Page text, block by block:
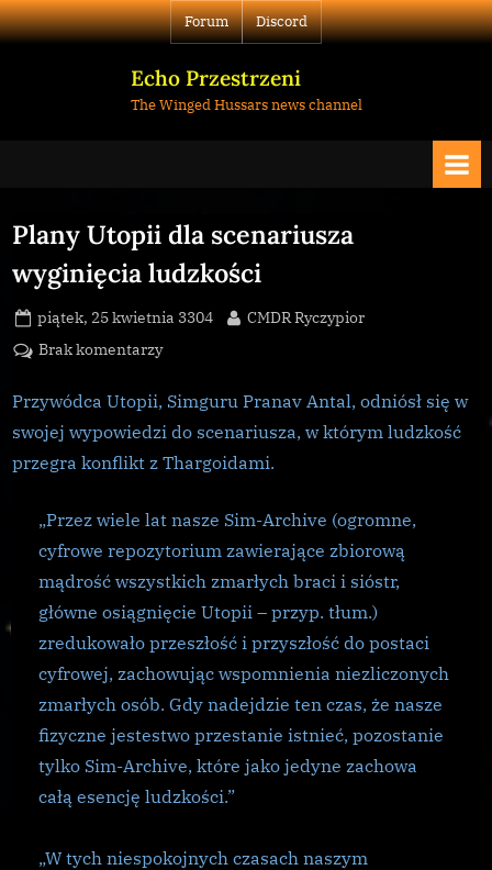
Skip
to
Forum Discord
Echo Przestrzeni
The Winged Hussars news channel
Plany Utopii dla scenariusza
wyginięcia ludzkości
Posted
on
piątek, 25 kwietnia 3304 By
CMDR Ryczypior
Brak komentarzydo
Utopii
dla
wyginięcia
Przywódca Utopii, Simguru Pranav Antal, odniósł się w
swojej wypowiedzi do scenariusza, w którym ludzkość
przegra konflikt z Thargoidami.
„Przez wiele lat nasze Sim-Archive (ogromne,
cyfrowe repozytorium zawierające zbiorową
mądrość wszystkich zmarłych braci i sióstr,
główne osiągnięcie Utopii – przyp. tłum.)
zredukowało przeszłość i przyszłość do postaci
cyfrowej, zachowując wspomnienia niezliczonych
zmarłych osób. Gdy nadejdzie ten czas, że nasze
fizyczne jestestwo przestanie istnieć, pozostanie
tylko Sim-Archive, które jako jedyne zachowa
całą esencję ludzkości.”
„W tych niespokojnych czasach naszym